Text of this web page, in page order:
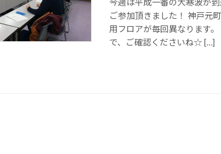
ご参加頂きました！ 神戸元
用フロアが毎回異なります
で、ご確認くださいね☆ […]